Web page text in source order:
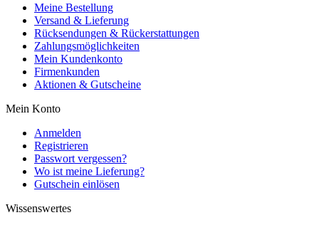
Meine Bestellung
Versand & Lieferung
Rücksendungen & Rückerstattungen
Zahlungsmöglichkeiten
Mein Kundenkonto
Firmenkunden
Aktionen & Gutscheine
Mein Konto
Anmelden
Registrieren
Passwort vergessen?
Wo ist meine Lieferung?
Gutschein einlösen
Wissenswertes